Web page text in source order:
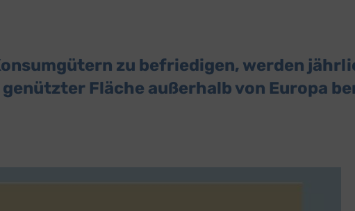
zu befriedigen, werden
Fläche außerhalb von Europa